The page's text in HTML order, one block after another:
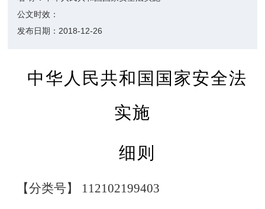
公文时效：
发布日期： 2018-12-26
中华人民共和国国家安全法
实施
细则
【分类号】 112102199403